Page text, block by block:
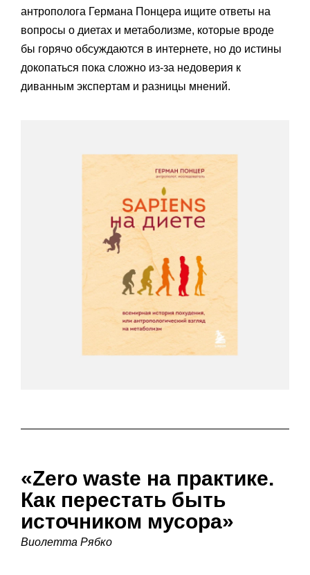
антрополога Германа Понцера ищите ответы на
вопросы о диетах и метаболизме, которые вроде
бы горячо обсуждаются в интернете, но до истины
докопаться пока сложно из-за недоверия к
диванным экспертам и разницы мнений.
«Zero waste на практике.
Как перестать быть
источником мусора»
Виолетта Рябко